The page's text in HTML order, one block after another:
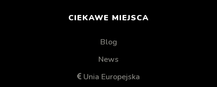
CIEKAWE MIEJSCA
Blog
News
Unia Europejska